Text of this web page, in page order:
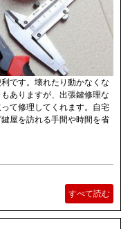
です。壊れたり動かなくな
ありますが、出張鍵修理な
て修理してくれます。自宅
屋を訪れる手間や時間を省
すべて読む